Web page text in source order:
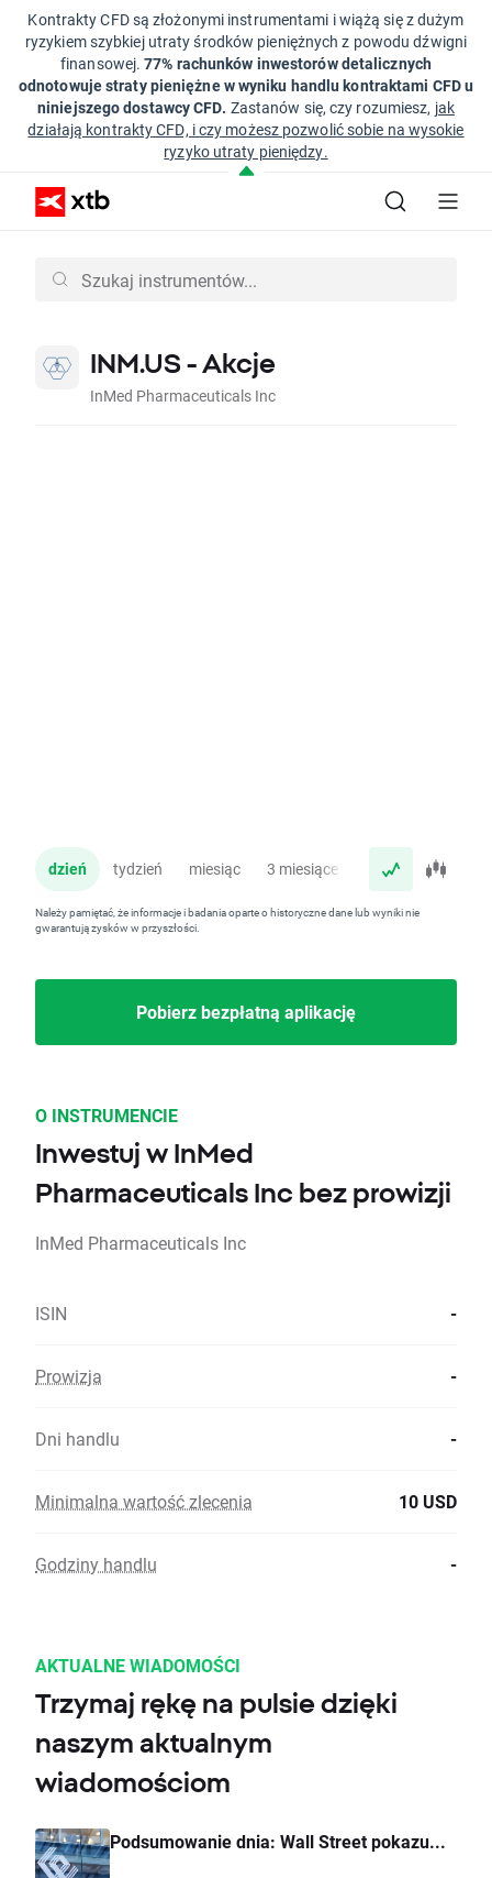
Kontrakty CFD są złożonymi instrumentami i wiążą się z dużym
ryzykiem szybkiej utraty środków pieniężnych z powodu dźwigni
finansowej.77% rachunków inwestorów detalicznych
odnotowuje straty pieniężne w wyniku handlu kontraktami CFD u
niniejszego dostawcy CFD. Zastanów się, czy rozumiesz, jak
działają kontrakty CFD, i czy możesz pozwolić sobie na wysokie
ryzyko utraty pieniędzy.
INM.US - Akcje
InMed Pharmaceuticals Inc
dzień tydzień miesiąc 3 miesiące rok
Należy pamiętać, że informacje i badania oparte o historyczne dane lub wyniki nie
gwarantują zysków w przyszłości.
Pobierz bezpłatną aplikację
O INSTRUMENCIE
Inwestuj w InMed
Pharmaceuticals Inc bez prowizji
InMed Pharmaceuticals Inc
ISIN -
Prowizja -
Dni handlu -
Minimalna wartość zlecenia 10 USD
Godziny handlu -
AKTUALNE WIADOMOŚCI
Trzymaj rękę na pulsie dzięki
naszym aktualnym
wiadomościom
Podsumowanie dnia: Wall Street pokazu...